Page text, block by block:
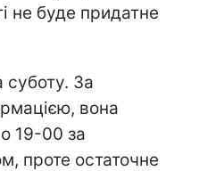
не буде придатне
суботу. За
вона
19-00 за
проте остаточне